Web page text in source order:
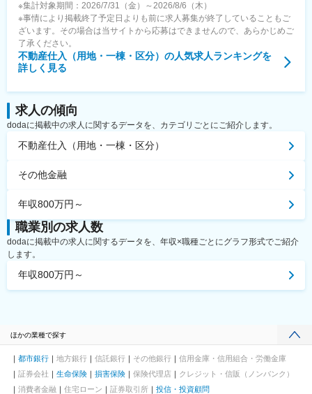
※集計対象期間：2026/7/31（金）～2026/8/6（木）
※事情により掲載終了予定日よりも前に求人募集が終了していることもご
ざいます。その場合は当サイトから応募はできませんので、あらかじめご
了承ください。
不動産仕入（用地・一棟・区分） の人気求人ランキングを
詳しく見る
求人の傾向
dodaに掲載中の求人に関するデータを、カテゴリごとにご紹介します。
不動産仕入（用地・一棟・区分）
その他金融
年収800万円～
職業別の求人数
dodaに掲載中の求人に関するデータを、年収×職種ごとにグラフ形式でご紹介
します。
年収800万円～
ほかの業種で探す
都市銀行 地方銀行 信託銀行 その他銀行
信用金庫・信用組合・労働金庫
証券会社
生命保険 損害保険 保険代理店
クレジット・信販（ノンバンク）
消費者金融
住宅ローン 証券取引所
投信・投資顧問